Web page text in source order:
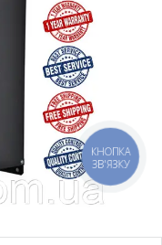
КНОПКА
ЗВ'ЯЗКУ